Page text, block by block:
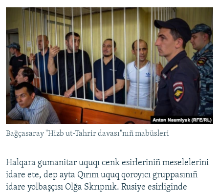
Bağçasaray "Hizb ut-Tahrir davası"nıñ mabüsleri
Halqara gumanitar uquqı cenk esirleriniñ meselelerini
idare ete, dep ayta Qırım uquq qoroyıcı gruppasınıñ
idare yolbaşçısı Olğa Skrıpnık. Rusiye esirliginde